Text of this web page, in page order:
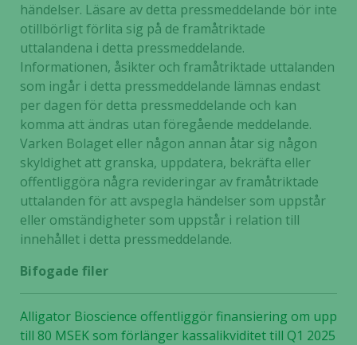
händelser. Läsare av detta pressmeddelande bör inte
otillbörligt förlita sig på de framåtriktade
uttalandena i detta pressmeddelande.
Informationen, åsikter och framåtriktade uttalanden
som ingår i detta pressmeddelande lämnas endast
per dagen för detta pressmeddelande och kan
komma att ändras utan föregående meddelande.
Varken Bolaget eller någon annan åtar sig någon
skyldighet att granska, uppdatera, bekräfta eller
offentliggöra några revideringar av framåtriktade
uttalanden för att avspegla händelser som uppstår
eller omständigheter som uppstår i relation till
innehållet i detta pressmeddelande.
Bifogade filer
Alligator Bioscience offentliggör finansiering om upp
till 80 MSEK som förlänger kassalikviditet till Q1 2025